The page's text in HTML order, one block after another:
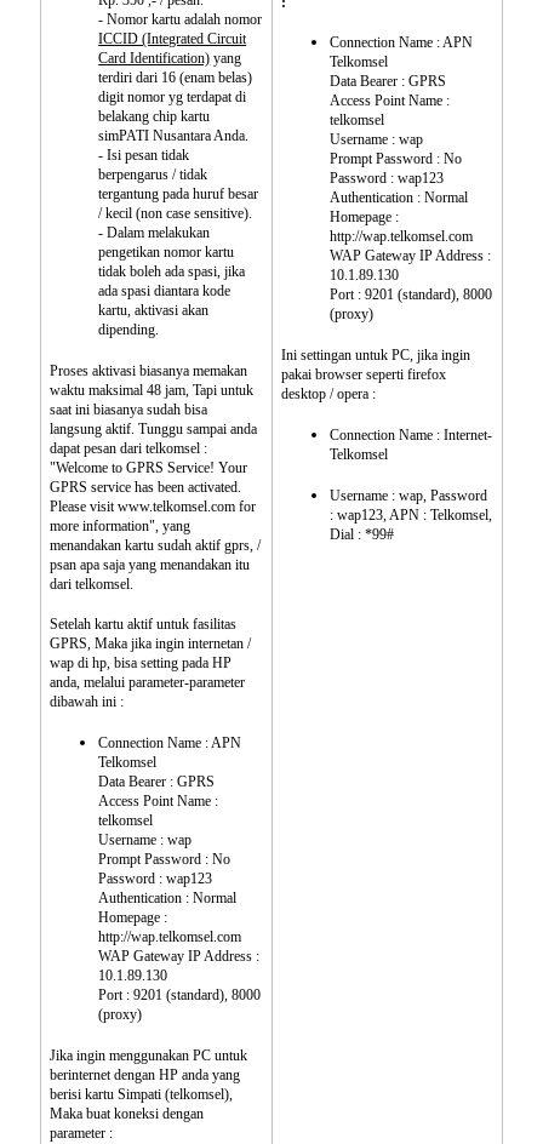
- Nomor kartu adalah nomor
ICCID (Integrated Circuit
Card Identification) yang
terdiri dari 16 (enam belas)
digit nomor yg terdapat di
belakang chip kartu
simPATI Nusantara Anda.
- Isi pesan tidak
berpengarus / tidak
tergantung pada huruf besar
/ kecil (non case sensitive).
- Dalam melakukan
pengetikan nomor kartu
tidak boleh ada spasi, jika
ada spasi diantara kode
kartu, aktivasi akan
dipending.
Proses aktivasi biasanya memakan
waktu maksimal 48 jam, Tapi untuk
saat ini biasanya sudah bisa
langsung aktif. Tunggu sampai anda
dapat pesan dari telkomsel :
"Welcome to GPRS Service! Your
GPRS service has been activated.
Please visit www.telkomsel.com for
more information", yang
menandakan kartu sudah aktif gprs, /
psan apa saja yang menandakan itu
dari telkomsel.
Setelah kartu aktif untuk fasilitas
GPRS, Maka jika ingin internetan /
wap di hp, bisa setting pada HP
anda, melalui parameter-parameter
dibawah ini :
Connection Name : APN
Telkomsel
Data Bearer : GPRS
Access Point Name :
telkomsel
Username : wap
Prompt Password : No
Password : wap123
Authentication : Normal
Homepage :
http://wap.telkomsel.com
WAP Gateway IP Address :
10.1.89.130
Port : 9201 (standard), 8000
(proxy)
Jika ingin menggunakan PC untuk
berinternet dengan HP anda yang
berisi kartu Simpati (telkomsel),
Maka buat koneksi dengan
parameter :
Connection Name : APN
Telkomsel
Data Bearer : GPRS
Access Point Name :
telkomsel
Username : wap
Prompt Password : No
Password : wap123
Authentication : Normal
Homepage :
http://wap.telkomsel.com
WAP Gateway IP Address :
10.1.89.130
Port : 9201 (standard), 8000
(proxy)
Ini settingan untuk PC, jika ingin
pakai browser seperti firefox
desktop / opera :
Connection Name : Internet-
Telkomsel
Username : wap, Password
: wap123, APN : Telkomsel,
Dial : *99#